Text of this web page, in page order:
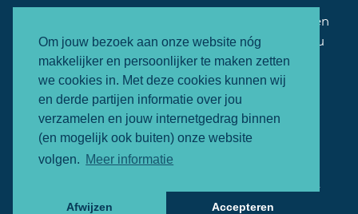
Om jouw bezoek aan onze website nóg
makkelijker en persoonlijker te maken zetten
we cookies in. Met deze cookies kunnen wij
en derde partijen informatie over jou
verzamelen en jouw internetgedrag binnen
(en mogelijk ook buiten) onze website
volgen. Meer informatie
Afwijzen Accepteren
Binnen één minuut kan jij je zaak bij ons aanmelden
en zullen wij dezelfde werkdag nog contact met jou
opnemen.
Letselschade melden